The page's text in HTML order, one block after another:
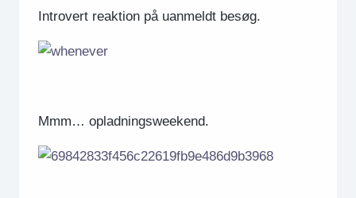
Introvert reaktion på uanmeldt besøg.
Mmm… opladningsweekend.